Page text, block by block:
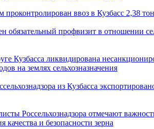
проконтролирован ввоз в Кузбасс 2,38
обязательный профвизит в отношении
Кузбасса ликвидирована
на землях сельхозназначения
из Кузбасса
Россельхознадзора отмечают
качества и безопасности зерна